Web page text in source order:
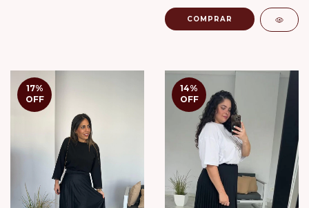
COMPRAR
17%
OFF
14%
OFF